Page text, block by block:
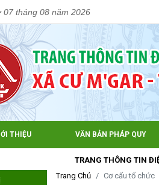
07 tháng 08 năm 2026
THIỆU VĂN BẢN PHÁP QUY
TRANG THÔNG TIN ĐIỆN TỬ
Trang Chủ Cơ cấu tổ chức